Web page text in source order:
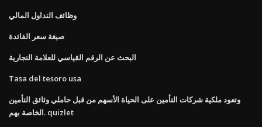
وظائف التداول المالي
صيغة سعر الفائدة
البحث عن الرقم القياسي للعلامة التجارية
Tasa del tesoro usa
وتعود ملكية شركات التأمين على الحياة الأسهم من قبل حاملي وثائق التأمين
الخاصة بهم. quizlet